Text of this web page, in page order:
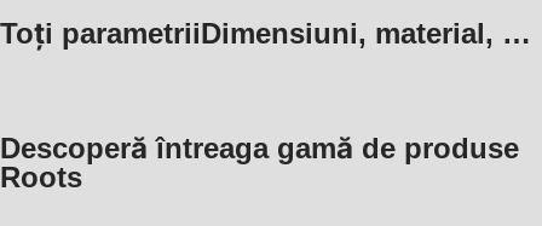
Toți parametriiDimensiuni, material, …
Descoperă întreaga gamă de produse
Roots